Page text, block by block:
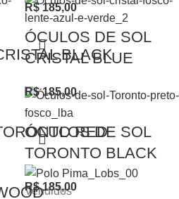
R$185,00
BLACK
ÓCULOS DE SOL
CRISTAL BLUE
R$185,00
RED
ÓCULOS DE SOL
TORONTO BLACK
R$185,00
Vendidos